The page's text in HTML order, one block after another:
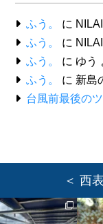
ふう。 に
ふう。
に
ふう。
に ゆう
ふう。
に 新島
台風前最後の
＜ 西